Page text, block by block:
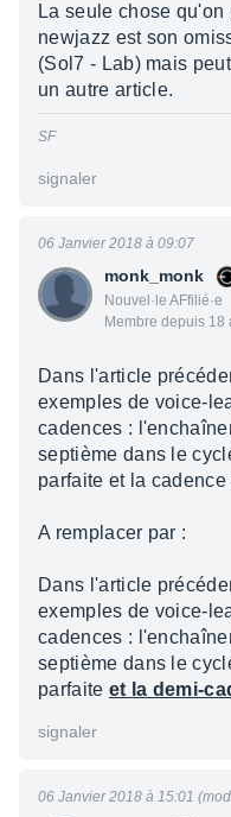
La seule chose
newjazz est son
(Sol7 - Lab) mais
un autre article.
SF
signaler
monk_monk
Nouvel·le AFfilié·e
Membre depuis 18
06 Janvier 2018 à 09:07
Dans l'article
exemples de voice-
cadences :
septième dans le
parfaite et la
A remplacer par :
Dans l'article
exemples de voice-
cadences :
septième dans le
parfaite et la demi-
signaler
06 Janvier 2018 à 15:01